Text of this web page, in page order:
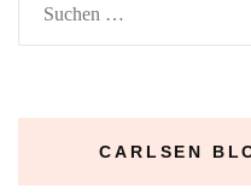
Suchen
nach:
CARLSEN